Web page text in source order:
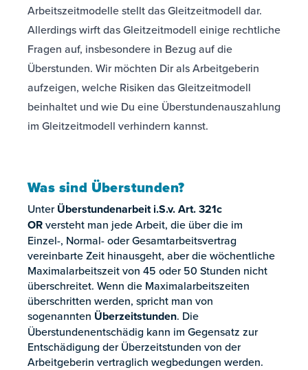
Arbeitszeitmodelle stellt das Gleitzeitmodell dar.
Allerdings wirft das Gleitzeitmodell einige rechtliche
Fragen auf, insbesondere in Bezug auf die
Überstunden. Wir möchten Dir als Arbeitgeberin
aufzeigen, welche Risiken das Gleitzeitmodell
beinhaltet und wie Du eine Überstundenauszahlung
im Gleitzeitmodell verhindern kannst.
Was sind Überstunden?
UnterÜberstundenarbeit i.S.v. Art. 321c
ORversteht man jede Arbeit, die über die im
Einzel-, Normal- oder Gesamtarbeitsvertrag
vereinbarte Zeit hinausgeht, aber die wöchentliche
Maximalarbeitszeit von 45 oder 50 Stunden nicht
überschreitet. Wenn die Maximalarbeitszeiten
überschritten werden, spricht man von
sogenannten Überzeitstunden. Die
Überstundenentschädig kann im Gegensatz zur
Entschädigung der Überzeitstunden von der
Arbeitgeberin vertraglich wegbedungen werden.